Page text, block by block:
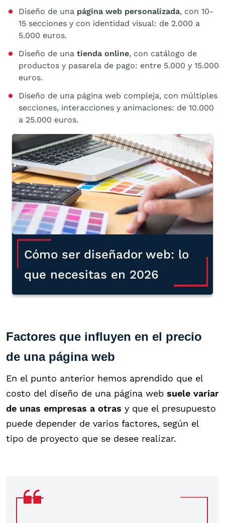
Diseño de una página web personalizada, con 10-
15 secciones y con identidad visual: de 2.000 a
5.000 euros.
Diseño de una tienda online, con catálogo de
productos y pasarela de pago: entre 5.000 y 15.000
euros.
Diseño de una página web compleja, con múltiples
secciones, interacciones y animaciones: de 10.000
a 25.000 euros.
Cómo ser diseñador web: lo
que necesitas en 2026
Factores que influyen en el precio
de una página web
En el punto anterior hemos aprendido que el
costo del diseño de una página web suele variar
de unas empresas a otras y que el presupuesto
puede depender de varios factores, según el
tipo de proyecto que se desee realizar.